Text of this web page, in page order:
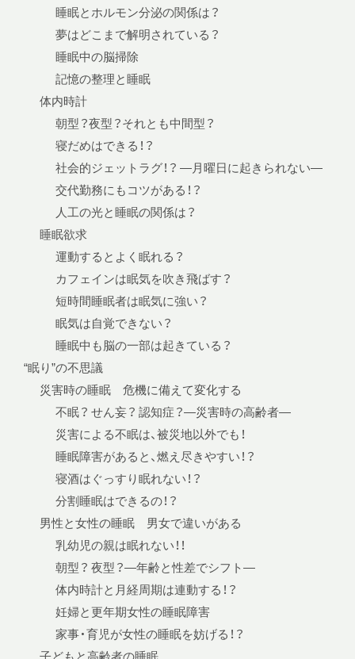
睡眠とホルモン分泌の関係は？
夢はどこまで解明されている？
睡眠中の脳掃除
記憶の整理と睡眠
体内時計
朝型？夜型？それとも中間型？
寝だめはできる！？
社会的ジェットラグ！？ —月曜日に起きられない—
交代勤務にもコツがある！？
人工の光と睡眠の関係は？
睡眠欲求
運動するとよく眠れる？
カフェインは眠気を吹き飛ばす？
短時間睡眠者は眠気に強い？
眠気は自覚できない？
睡眠中も脳の一部は起きている？
“眠り”の不思議
災害時の睡眠 危機に備えて変化する
不眠？ せん妄？ 認知症？—災害時の高齢者—
災害による不眠は、被災地以外でも！
睡眠障害があると、燃え尽きやすい！？
寝酒はぐっすり眠れない！？
分割睡眠はできるの！？
男性と女性の睡眠 男女で違いがある
乳幼児の親は眠れない！！
朝型？ 夜型？—年齢と性差でシフト—
体内時計と月経周期は連動する！？
妊婦と更年期女性の睡眠障害
家事・育児が女性の睡眠を妨げる！？